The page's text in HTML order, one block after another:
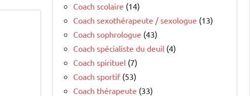
Coach scolaire (14)
Coach sexothérapeute / sexologue (13)
Coach sophrologue (43)
Coach spécialiste du deuil (4)
Coach spirituel (7)
Coach sportif(53)
Coach thérapeute (33)